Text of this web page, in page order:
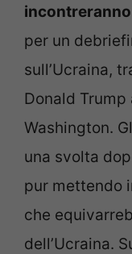
per un
sull’Ucraina,
Donald
Washington.
una svolta
pur mettendo
che
dell’Ucraina.